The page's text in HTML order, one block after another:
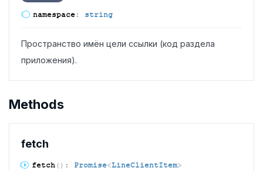
namespace: string
Пространство имён цели ссылки (код раздела
приложения).
Methods
fetch
fetch ( ) : Promise<LineClientItem>